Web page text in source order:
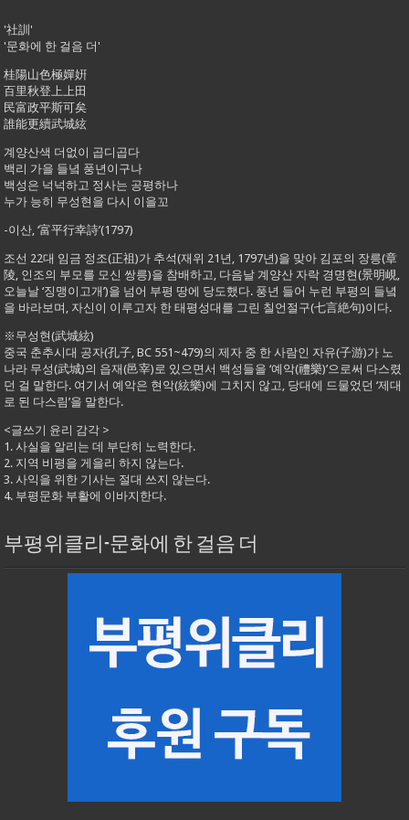
'社訓'
'문화에 한 걸음 더'
桂陽山色極嬋姸
百里秋登上上田
民富政平斯可矣
誰能更續武城絃
계양산색 더없이 곱디곱다
백리 가을 들녘 풍년이구나
백성은 넉넉하고 정사는 공평하나
누가 능히 무성현을 다시 이을꼬
-이산, ‘富平行幸詩’(1797)
조선 22대 임금 정조(正祖)가 추석(재위 21년, 1797년)을 맞아 김포의 장릉(章
陵, 인조의 부모를 모신 쌍릉)을 참배하고, 다음날 계양산 자락 경명현(景明峴,
오늘날 ‘징맹이고개’)을 넘어 부평 땅에 당도했다. 풍년 들어 누런 부평의 들녘
을 바라보며, 자신이 이루고자 한 태평성대를 그린 칠언절구(七言絶句)이다.
※무성현(武城絃)
중국 춘추시대 공자(孔子, BC 551~479)의 제자 중 한 사람인 자유(子游)가 노
나라 무성(武城)의 읍재(邑宰)로 있으면서 백성들을 ‘예악(禮樂)’으로써 다스렸
던 걸 말한다. 여기서 예악은 현악(絃樂)에 그치지 않고, 당대에 드물었던 ‘제대
로 된 다스림’을 말한다.
<글쓰기 윤리 감각 >
1. 사실을 알리는 데 부단히 노력한다.
2. 지역 비평을 게을리 하지 않는다.
3. 사익을 위한 기사는 절대 쓰지 않는다.
4. 부평문화 부활에 이바지한다.
부평위클리-문화에 한 걸음 더